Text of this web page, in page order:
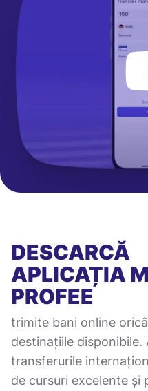
DESCARCĂ
APLICAȚIA
PROFEE
trimite bani online
destinațiile
transferurile
de cursuri excelente